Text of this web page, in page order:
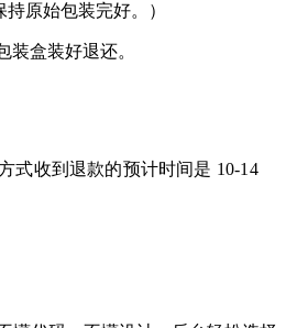
原始包装完好。）
装盒装好退还。
式收到退款的预计时间是 10-14